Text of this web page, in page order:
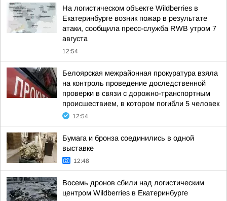
На логистическом объекте Wildberries в
Екатеринбурге возник пожар в результате
атаки, сообщила пресс-служба RWB утром 7
августа
12:54
Белоярская межрайонная прокуратура взяла
на контроль проведение доследственной
проверки в связи с дорожно-транспортным
происшествием, в котором погибли 5 человек
12:54
Бумага и бронза соединились в одной
выставке
12:48
Восемь дронов сбили над логистическим
центром Wildberries в Екатеринбурге